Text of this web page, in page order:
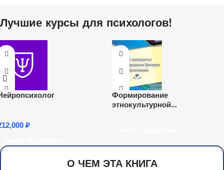
Лучшие курсы для психологов!
₽
Формирование
этнокультурной
О ЧЕМ ЭТА КНИГА